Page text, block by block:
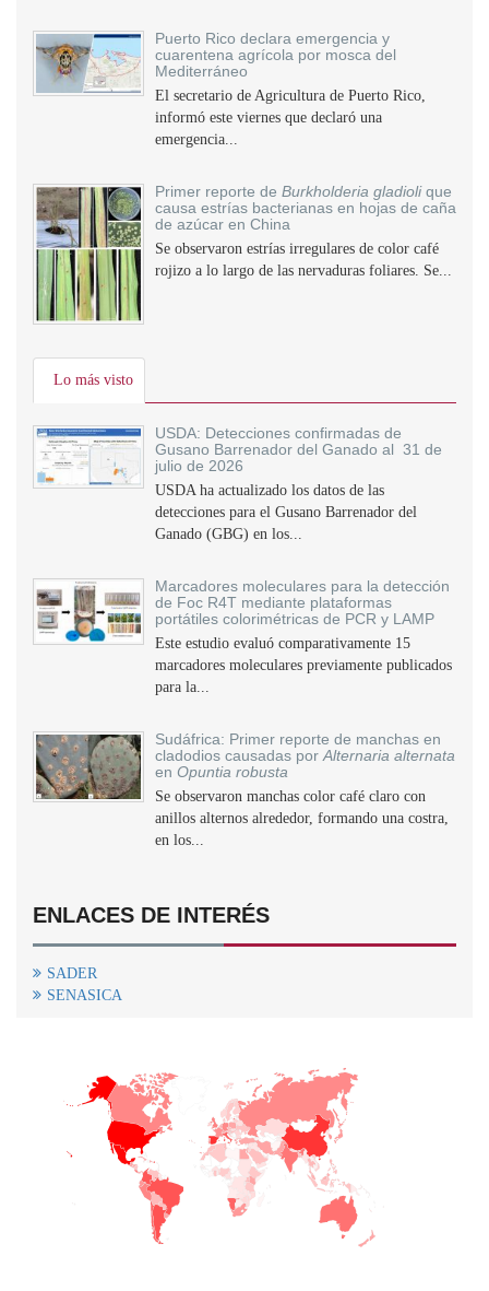
Puerto Rico declara emergencia y
cuarentena agrícola por mosca del
Mediterráneo
El secretario de Agricultura de Puerto Rico,
informó este viernes que declaró una
emergencia...
Primer reporte de Burkholderia gladiolique
causa estrías bacterianas en hojas de caña
de azúcar en China
Se observaron estrías irregulares de color café
rojizo a lo largo de las nervaduras foliares. Se...
Lo más visto
USDA: Detecciones confirmadas de
Gusano Barrenador del Ganado al 31 de
julio de 2026
USDA ha actualizado los datos de las
detecciones para el Gusano Barrenador del
Ganado (GBG) en los...
Marcadores moleculares para la detección
de Foc R4T mediante plataformas
portátiles colorimétricas de PCR y LAMP
Este estudio evaluó comparativamente 15
marcadores moleculares previamente publicados
para la...
Sudáfrica: Primer reporte de manchas en
cladodios causadas por Alternaria alternata
en Opuntia robusta
Se observaron manchas color café claro con
anillos alternos alrededor, formando una costra,
en los...
ENLACES DE INTERÉS
SADER
SENASICA